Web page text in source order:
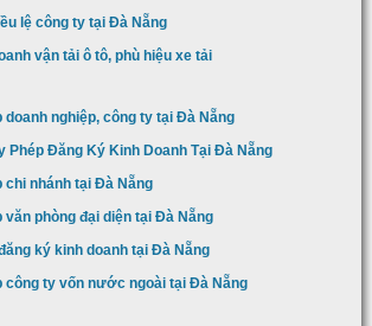
lệ công ty tại Đà Nẵng
vận tải ô tô, phù hiệu xe tải
doanh nghiệp, công ty tại Đà Nẵng
Phép Đăng Ký Kinh Doanh Tại Đà Nẵng
chi nhánh tại Đà Nẵng
văn phòng đại diện tại Đà Nẵng
ký kinh doanh tại Đà Nẵng
công ty vốn nước ngoài tại Đà Nẵng